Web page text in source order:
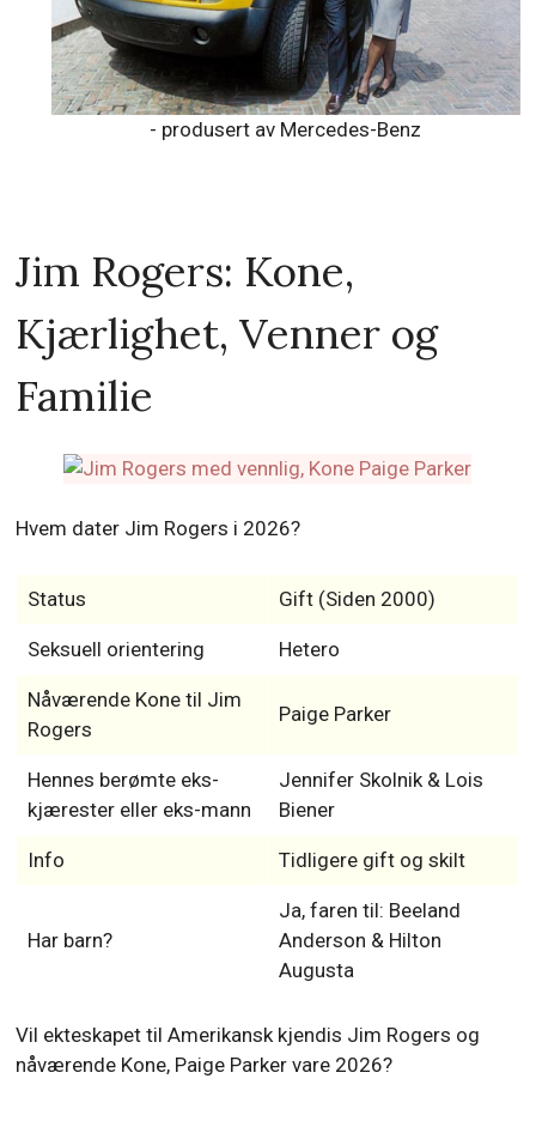
- produsert av Mercedes-Benz
Jim Rogers: Kone,
Kjærlighet, Venner og
Familie
Hvem dater Jim Rogers i 2026?
Status Gift (Siden 2000)
Seksuell orientering Hetero
Nåværende Kone til Jim
Rogers
Paige Parker
Hennes berømte eks-
kjærester eller eks-mann
Jennifer Skolnik & Lois
Biener
Info Tidligere gift og skilt
Har barn?
Ja, faren til: Beeland
Anderson & Hilton
Augusta
Vil ekteskapet til Amerikansk kjendis Jim Rogers og
nåværende Kone, Paige Parker vare 2026?